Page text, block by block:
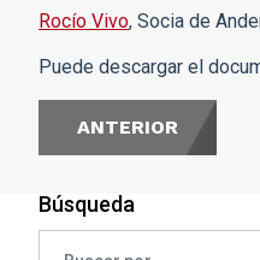
Búsqueda
Rocío Vivo, Socia de
Puede descargar el
ANTERIOR